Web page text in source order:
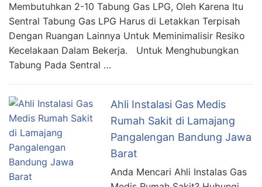
Membutuhkan 2-10 Tabung Gas LPG, Oleh Karena Itu
Sentral Tabung Gas LPG Harus di Letakkan Terpisah
Dengan Ruangan Lainnya Untuk Meminimalisir Resiko
Kecelakaan Dalam Bekerja. Untuk Menghubungkan
Tabung Pada Sentral …
Ahli Instalasi Gas Medis
Rumah Sakit di Lamajang
Pangalengan Bandung Jawa
Barat
Anda Mencari Ahli Instalas Gas